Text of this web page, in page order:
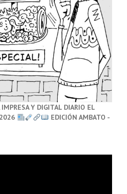
IMPRESA Y DIGITAL DIARIO EL
EDICIÓN AMBATO -